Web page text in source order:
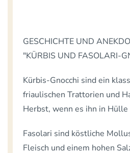
GESCHICHTE UND
"KÜRBIS UND FASOLARI-
Kürbis-Gnocchi sind ein
friaulischen Trattorien und
Herbst, wenn es ihn in
Fasolari sind köstliche
Fleisch und einem hohen